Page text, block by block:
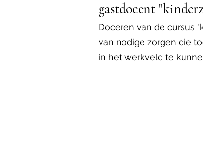
gastdocent
Doceren van de cursus
van nodige zorgen die
in het werkveld te